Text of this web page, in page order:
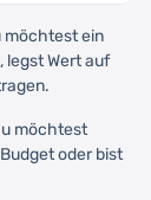
möchtest ein
Wert auf
möchtest
oder bist